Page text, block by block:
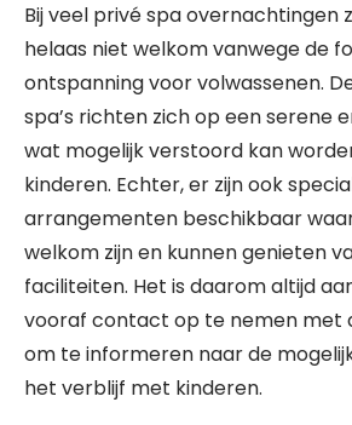
Bij veel privé spa overnachtingen
helaas niet welkom vanwege de
ontspanning voor volwassenen.
spa’s richten zich op een serene
wat mogelijk verstoord kan
kinderen. Echter, er zijn ook
arrangementen beschikbaar
welkom zijn en kunnen genieten
faciliteiten. Het is daarom altijd
vooraf contact op te nemen met
om te informeren naar de
het verblijf met kinderen.